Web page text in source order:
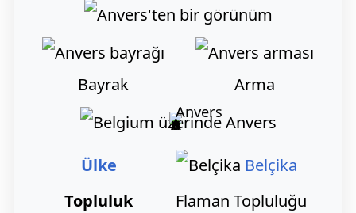
Bayrak Arma
Anvers
Ülke
Belçika
Topluluk
Flaman Topluluğu